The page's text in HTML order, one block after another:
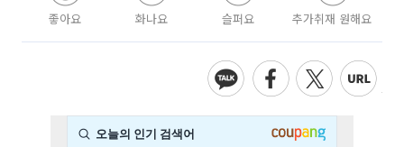
좋아요 화나요 슬퍼요 추가취재 원해요